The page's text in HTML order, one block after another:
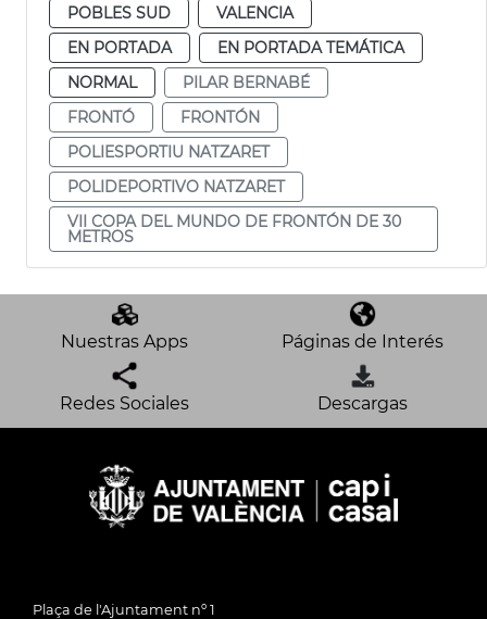
POBLES SUD
VALENCIA
EN PORTADA
EN PORTADA TEMÁTICA
NORMAL
PILAR BERNABÉ
FRONTÓ
FRONTÓN
POLIESPORTIU NATZARET
POLIDEPORTIVO NATZARET
VII COPA DEL MUNDO DE FRONTÓN DE 30
METROS
Nuestras Apps Páginas de Interés
Redes Sociales Descargas
Plaça de l'Ajuntament nº 1